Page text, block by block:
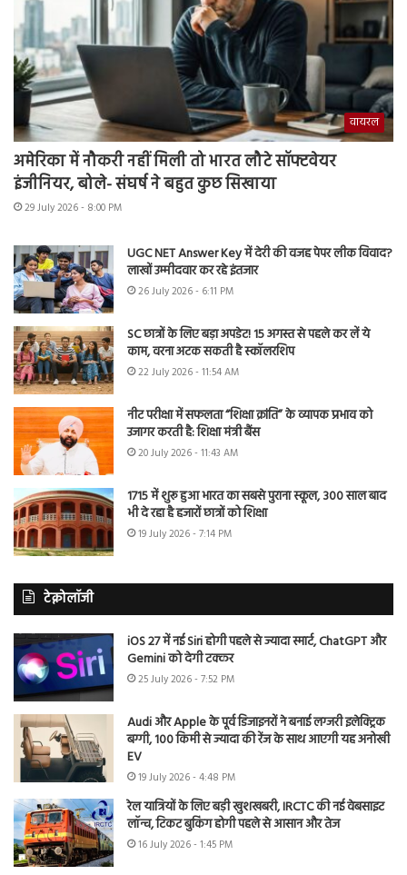
वायरल
अमेरिका में नौकरी नहीं मिली तो भारत लौटे सॉफ्टवेयर
इंजीनियर, बोले- संघर्ष ने बहुत कुछ सिखाया
29 July 2026 - 8:00 PM
UGC NET Answer Key में देरी की वजह पेपर लीक विवाद?
लाखों उम्मीदवार कर रहे इंतजार
26 July 2026 - 6:11 PM
SC छात्रों के लिए बड़ा अपडेट! 15 अगस्त से पहले कर लें ये
काम, वरना अटक सकती है स्कॉलरशिप
22 July 2026 - 11:54 AM
नीट परीक्षा में सफलता “शिक्षा क्रांति” के व्यापक प्रभाव को
उजागर करती है: शिक्षा मंत्री बैंस
20 July 2026 - 11:43 AM
1715 में शुरू हुआ भारत का सबसे पुराना स्कूल, 300 साल बाद
भी दे रहा है हजारों छात्रों को शिक्षा
19 July 2026 - 7:14 PM
टेक्नोलॉजी
iOS 27 में नई Siri होगी पहले से ज्यादा स्मार्ट, ChatGPT और
Gemini को देगी टक्कर
25 July 2026 - 7:52 PM
Audi और Apple के पूर्व डिजाइनरों ने बनाई लग्जरी इलेक्ट्रिक
बग्गी, 100 किमी से ज्यादा की रेंज के साथ आएगी यह अनोखी
EV
19 July 2026 - 4:48 PM
रेल यात्रियों के लिए बड़ी खुशखबरी, IRCTC की नई वेबसाइट
लॉन्च, टिकट बुकिंग होगी पहले से आसान और तेज
16 July 2026 - 1:45 PM